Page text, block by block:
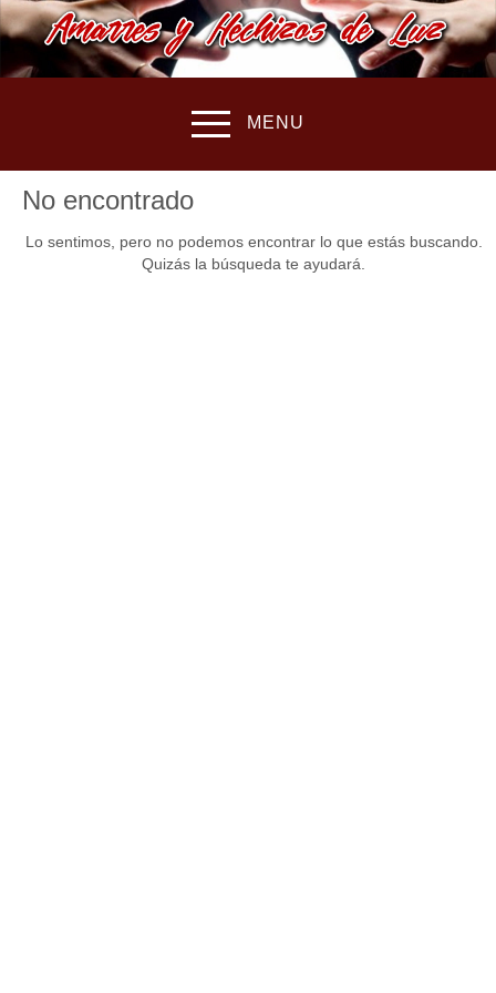
MENU
No encontrado
Lo sentimos, pero no podemos encontrar lo que estás buscando.
Quizás la búsqueda te ayudará.